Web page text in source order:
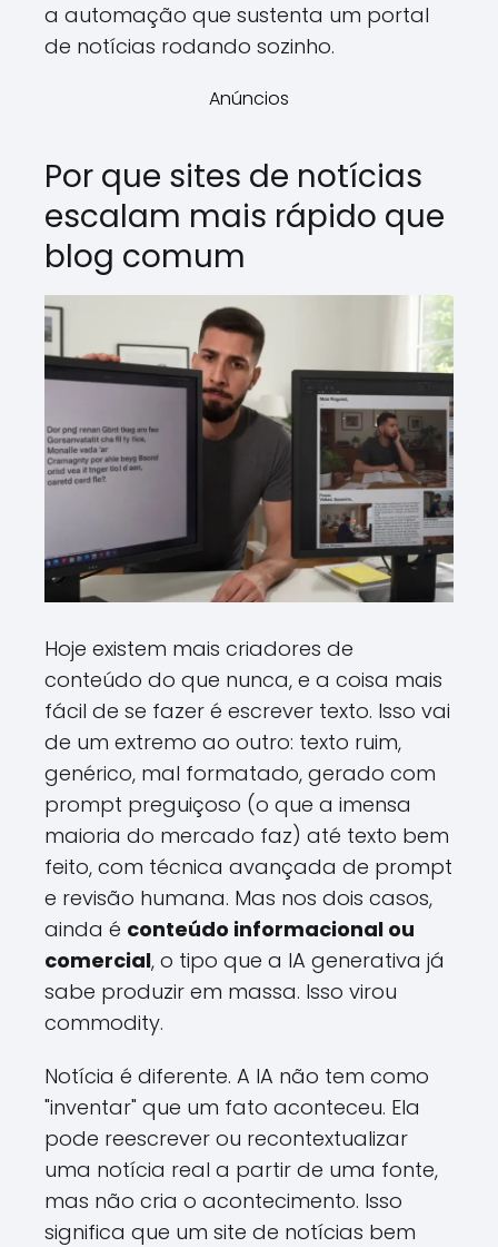
a automação que sustenta um portal
de notícias rodando sozinho.
Anúncios
Por que sites de notícias
escalam mais rápido que
blog comum
Hoje existem mais criadores de
conteúdo do que nunca, e a coisa mais
fácil de se fazer é escrever texto. Isso vai
de um extremo ao outro: texto ruim,
genérico, mal formatado, gerado com
prompt preguiçoso (o que a imensa
maioria do mercado faz) até texto bem
feito, com técnica avançada de prompt
e revisão humana. Mas nos dois casos,
ainda é conteúdo informacional ou
comercial, o tipo que a IA generativa já
sabe produzir em massa. Isso virou
commodity.
Notícia é diferente. A IA não tem como
"inventar" que um fato aconteceu. Ela
pode reescrever ou recontextualizar
uma notícia real a partir de uma fonte,
mas não cria o acontecimento. Isso
significa que um site de notícias bem